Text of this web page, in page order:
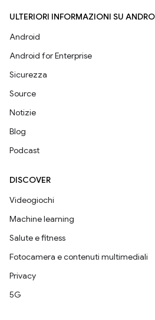
ULTERIORI INFORMAZIONI SU
Android
Android for Enterprise
Sicurezza
Source
Notizie
Blog
Podcast
DISCOVER
Videogiochi
Machine learning
Salute e fitness
Fotocamera e contenuti multimediali
Privacy
5G